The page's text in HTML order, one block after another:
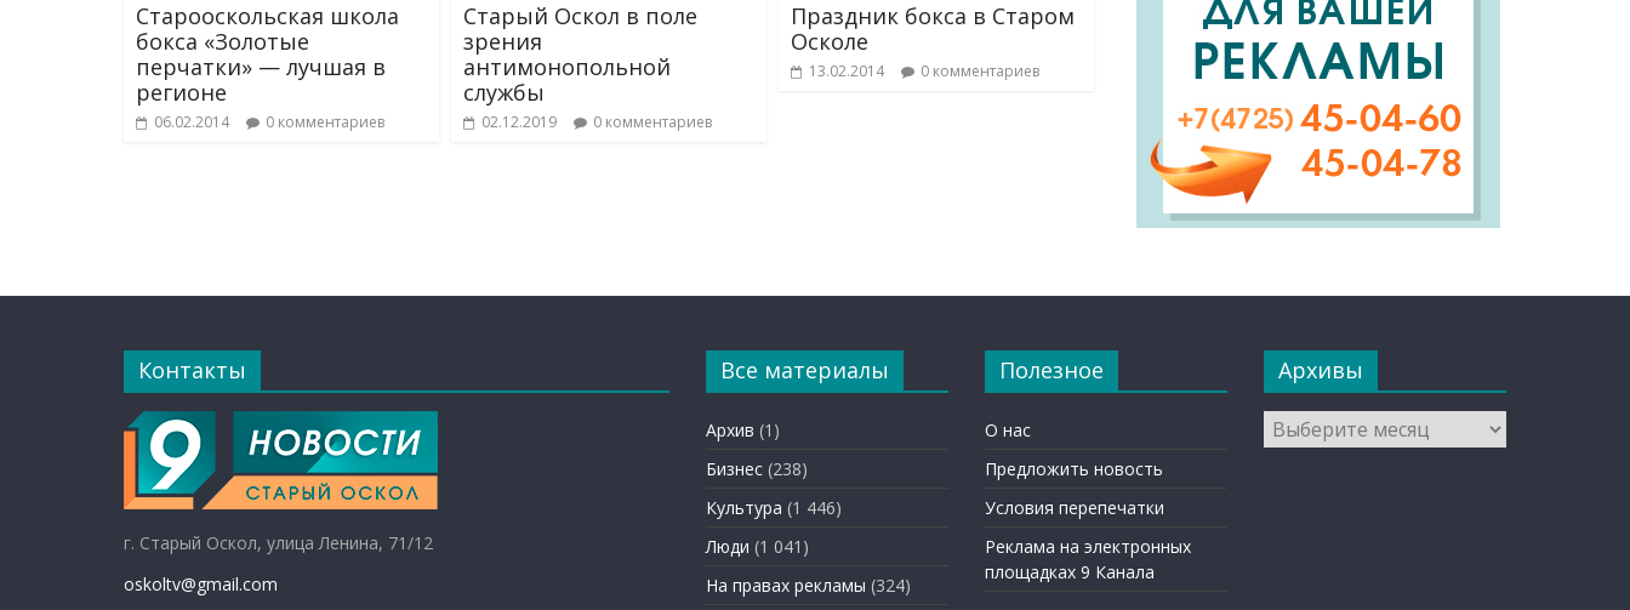
Старооскольская школа
бокса «Золотые
перчатки» — лучшая в
регионе
06.02.2014 0 комментариев
Старый Оскол в поле
зрения
антимонопольной
службы
02.12.2019 0 комментариев
Праздник бокса в Старом
Осколе
13.02.2014 0 комментариев
Контакты
г. Старый Оскол, улица Ленина, 71/12
oskoltv@gmail.com
Все материалы
Архив (1)
Бизнес (238)
Культура (1 446)
Люди (1 041)
На правах рекламы (324)
Полезное
О нас
Предложить новость
Условия перепечатки
Реклама на электронных
площадках 9 Канала
Архивы
Архивы